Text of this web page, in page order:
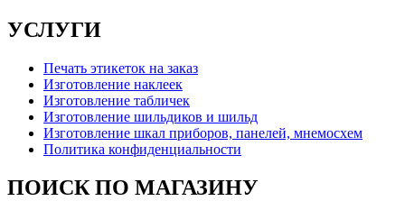
УСЛУГИ
Печать этикеток на заказ
Изготовление наклеек
Изготовление табличек
Изготовление шильдиков и шильд
Изготовление шкал приборов, панелей, мнемосхем
Политика конфиденциальности
ПОИСК ПО МАГАЗИНУ